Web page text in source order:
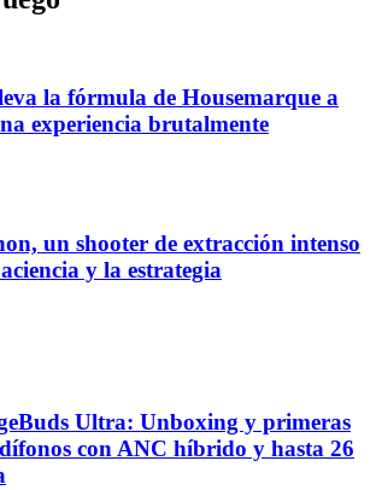
la fórmula de Housemarque a
experiencia brutalmente
un shooter de extracción intenso
y la estrategia
Ultra: Unboxing y primeras
con ANC híbrido y hasta 26